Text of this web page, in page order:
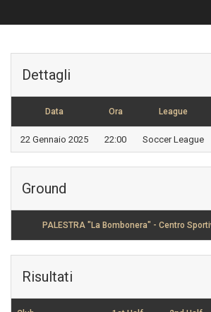
Dettagli
Data Ora League
22 Gennaio 2025 22:00 Soccer League
Ground
PALESTRA "La Bombonera" - Centro
Risultati